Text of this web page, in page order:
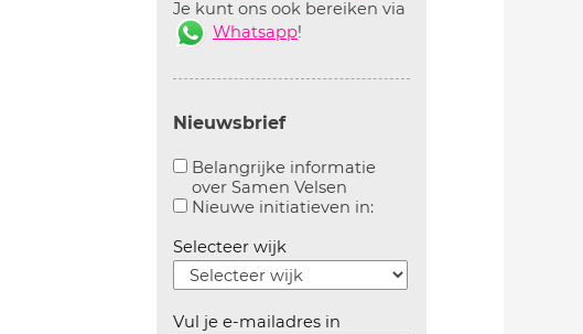
Je kunt ons ook bereiken via
Whatsapp!
Nieuwsbrief
Belangrijke informatie
over Samen Velsen
Aanvinken om belangrijke informatie over
Nieuwe initiatieven in:Aanvinken om
Selecteer wijk
Vul je e-mailadres in